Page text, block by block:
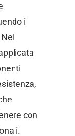
i
con